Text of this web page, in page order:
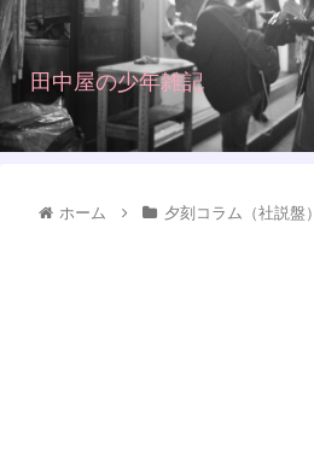
田中屋の少年雑記
ホーム 夕刻コラム（社説盤）